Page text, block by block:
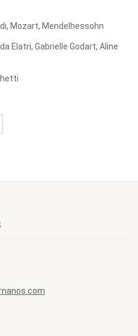
Mozart, Mendelhessohn
Elatri, Gabrielle Godart, Aline